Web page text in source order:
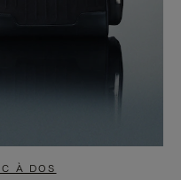
À DOS